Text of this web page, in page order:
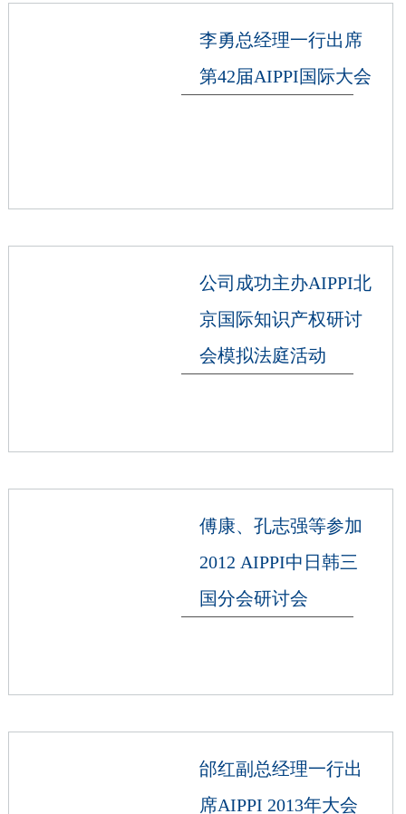
李勇总经理一行出席
第42届AIPPI国际大会
公司成功主办AIPPI北
京国际知识产权研讨
会模拟法庭活动
傅康、孔志强等参加
2012 AIPPI中日韩三
国分会研讨会
邰红副总经理一行出
席AIPPI 2013年大会